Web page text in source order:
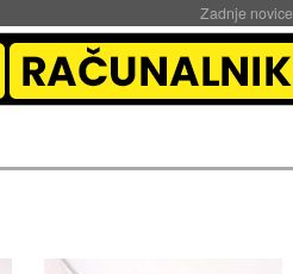
Zadnje novice